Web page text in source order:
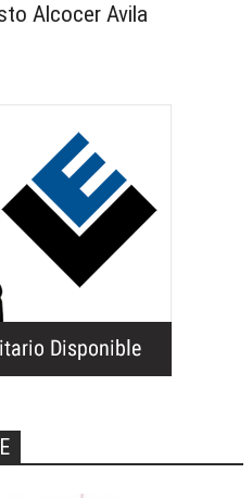
Alcocer Avila